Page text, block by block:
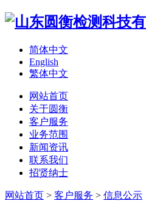
简体中文
English
繁体中文
网站首页
关于圆衡
客户服务
业务范围
新闻资讯
联系我们
招贤纳士
网站首页 > 客户服务 > 信息公示